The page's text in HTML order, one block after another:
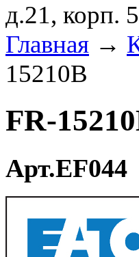
д.21, корп.
Главная →
15210B
FR-
Арт.EF044